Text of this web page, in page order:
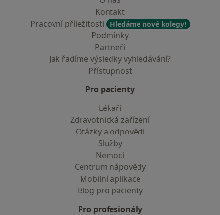
Kontakt
Pracovní příležitosti
Hledáme nové kolegy!
Podmínky
Partneři
Jak řadíme výsledky vyhledávání?
Přístupnost
Pro pacienty
Lékaři
Zdravotnická zařízení
Otázky a odpovědi
Služby
Nemoci
Centrum nápovědy
Mobilní aplikace
Blog pro pacienty
Pro profesionály